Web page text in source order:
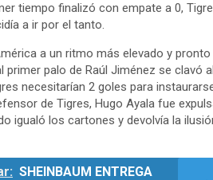
tiempo finalizó con empate a 0,
a ir por el tanto.
a un ritmo más elevado y pronto
palo de Raúl Jiménez se clavó
necesitarían 2 goles para
de Tigres, Hugo Ayala fue
igualó los cartones y devolvía la
SHEINBAUM ENTREGA